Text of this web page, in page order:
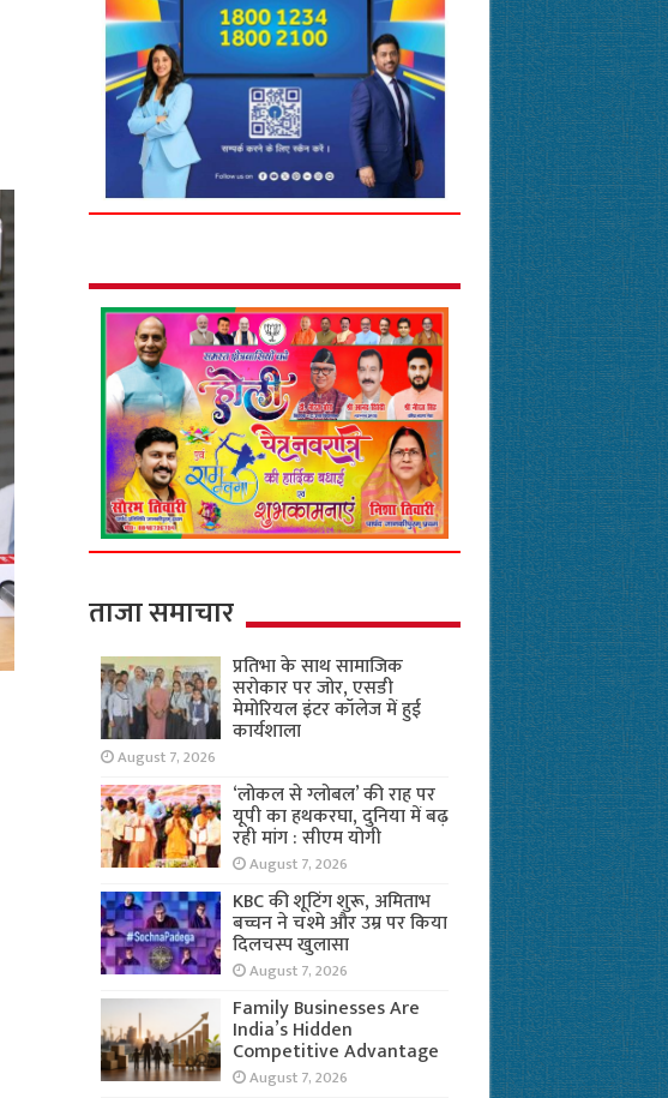
ताजा समाचार
प्रतिभा के साथ सामाजिक
सरोकार पर जोर, एसडी
मेमोरियल इंटर कॉलेज में हुई
कार्यशाला
August 7, 2026
‘लोकल से ग्लोबल’ की राह पर
यूपी का हथकरघा, दुनिया में बढ़
रही मांग : सीएम योगी
August 7, 2026
KBC की शूटिंग शुरू, अमिताभ
बच्चन ने चश्मे और उम्र पर किया
दिलचस्प खुलासा
August 7, 2026
Family Businesses Are
India’s Hidden
Competitive Advantage
August 7, 2026